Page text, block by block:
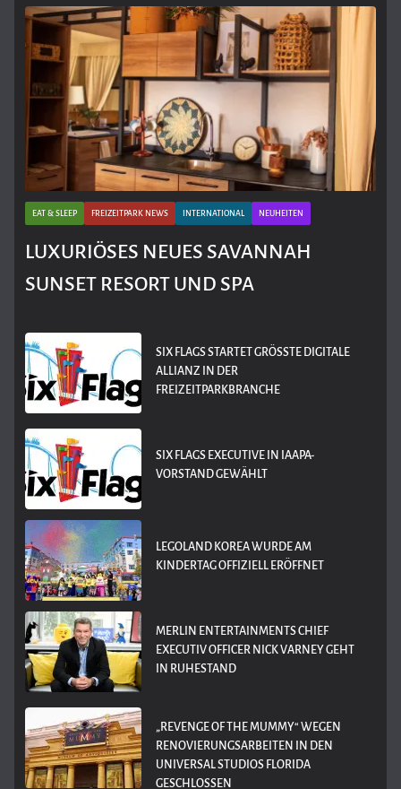
EAT & SLEEP FREIZEITPARK NEWS INTERNATIONAL NEUHEITEN
LUXURIÖSES NEUES SAVANNAH
SUNSET RESORT UND SPA
SIX FLAGS STARTET GRÖSSTE DIGITALE A
LLIANZ IN DER F
REIZEITPARKBRANCHE
SIX FLAGS EXECUTIVE IN IAAPA-
VORSTAND GEWÄHLT
LEGOLAND KOREA WURDE AM
KINDERTAG OFFIZIELL ERÖFFNET
MERLIN ENTERTAINMENTS CHIEF
EXECUTIV OFFICER NICK VARNEY GEHT
IN RUHESTAND
„REVENGE OF THE MUMMY“ WEGEN
RENOVIERUNGSARBEITEN IN DEN
UNIVERSAL STUDIOS FLORIDA
GESCHLOSSEN